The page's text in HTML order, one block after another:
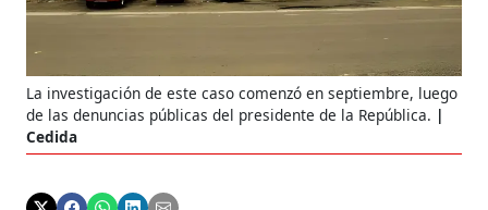
La investigación de este caso comenzó en septiembre, luego
de las denuncias públicas del presidente de la República.
Cedida